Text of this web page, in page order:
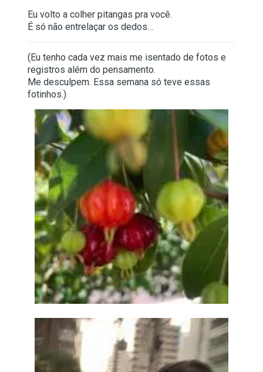
Eu volto a colher pitangas pra você.
É só não entrelaçar os dedos…
(Eu tenho cada vez mais me isentado de fotos e
registros além do pensamento.
Me desculpem. Essa semana só teve essas
fotinhos.)